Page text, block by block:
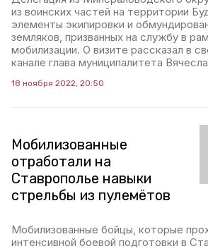
из воинских частей на территории
элементы экипировки и
земляков, призванных на службу в
мобилизации. О визите рассказал в
канале глава муниципалитета
18 ноября 2022, 20:50
Мобилизованные
отработали на
Ставрополье навыки
стрельбы из пулемётов
Мобилизованные бойцы, которые
интенсивной боевой подготовки в